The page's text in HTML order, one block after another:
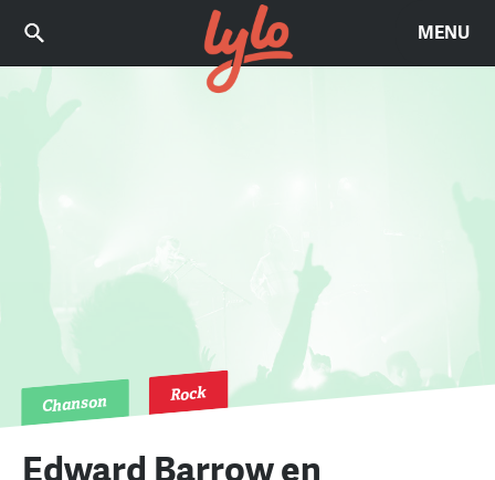
MENU
Chanson Rock
Edward Barrow en